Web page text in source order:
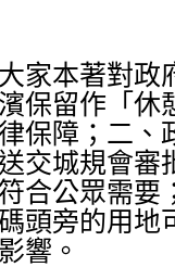
家本著對政
保留作「休
保障；二、
交城規會審
合公眾需要
頭旁的用地
響。